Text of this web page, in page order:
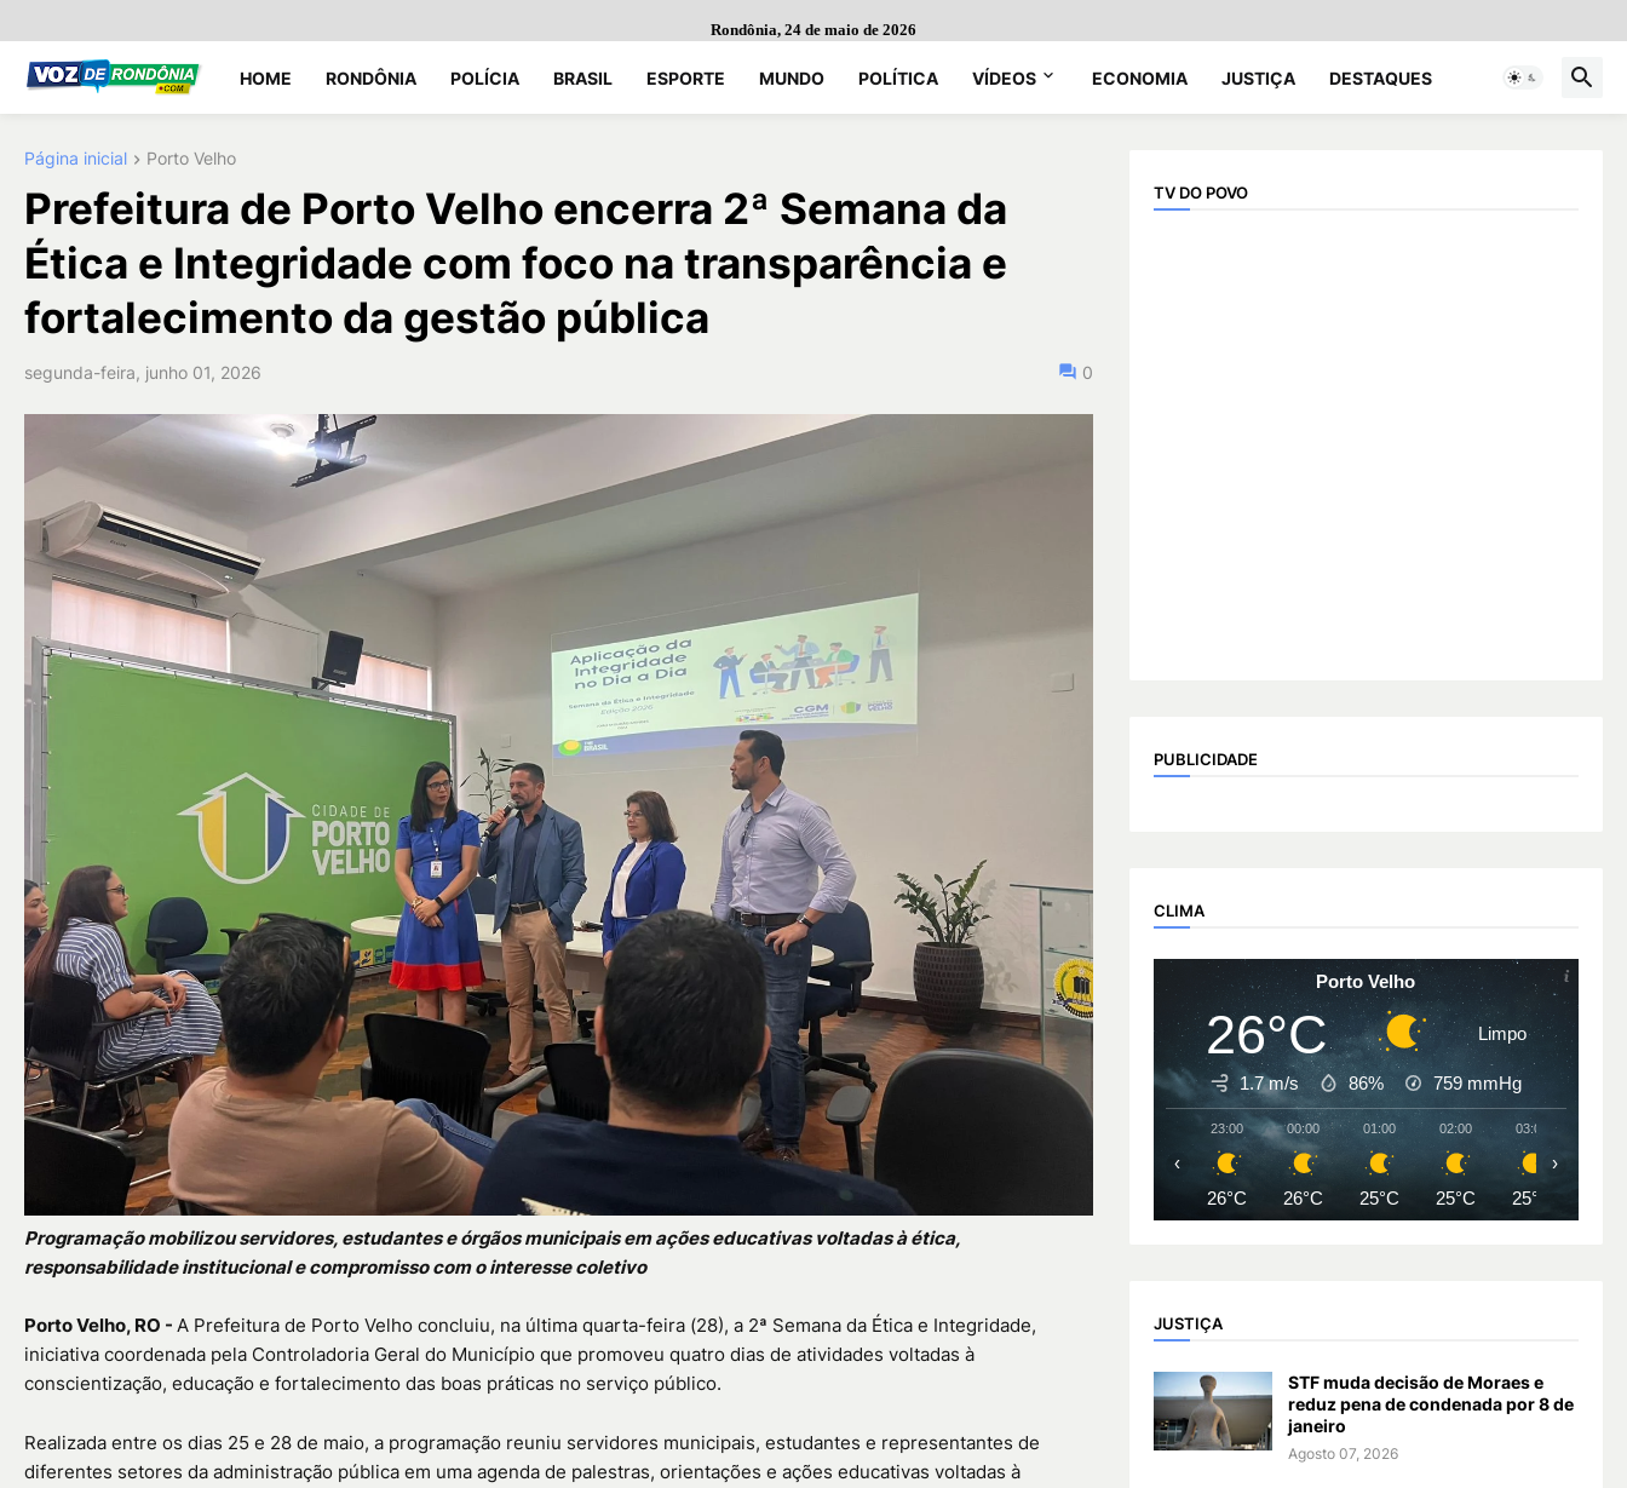
Rondônia, 24 de maio de 2026
HOME RONDÔNIA POLÍCIA BRASIL ESPORTE MUNDO POLÍTICA VÍDEOS ECONOMIA JUSTIÇA DESTAQUES
Página inicial Porto Velho
Prefeitura de Porto Velho encerra 2ª Semana da
Ética e Integridade com foco na transparência e
fortalecimento da gestão pública
segunda-feira, junho 01, 2026 0
Programação mobilizou servidores, estudantes e órgãos municipais em ações educativas voltadas à ética,
responsabilidade institucional e compromisso com o interesse coletivo
Porto Velho, RO - A Prefeitura de Porto Velho concluiu, na última quarta-feira (28), a 2ª Semana da Ética e Integridade,
iniciativa coordenada pela Controladoria Geral do Município que promoveu quatro dias de atividades voltadas à
conscientização, educação e fortalecimento das boas práticas no serviço público.
Realizada entre os dias 25 e 28 de maio, a programação reuniu servidores municipais, estudantes e representantes de
diferentes setores da administração pública em uma agenda de palestras, orientações e ações educativas voltadas à
TV DO POVO
PUBLICIDADE
CLIMA
Porto Velho
26°C Limpo
1.7 m/s 86% 759mmHg
23:00
26°C
00:00
26°C
01:00
25°C
02:00
25°C
03:00
25°C
‹ ›
JUSTIÇA
STF muda decisão de Moraes e
reduz pena de condenada por 8 de
janeiro
Agosto 07, 2026